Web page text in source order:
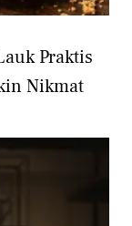
Praktis
Nikmat